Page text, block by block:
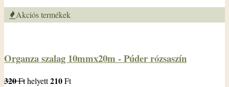
Akciós termékek
Organza szalag 10mmx20m - Púder rózsaszín
320Fthelyett210Ft